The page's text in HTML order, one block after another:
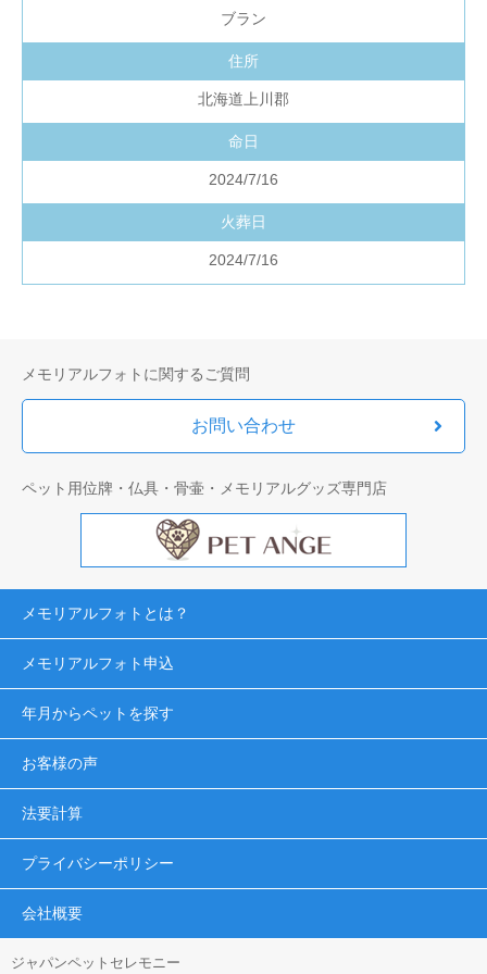
ブラン
住所
北海道上川郡
命日
2024/7/16
火葬日
2024/7/16
メモリアルフォトに関するご質問
お問い合わせ
ペット用位牌・仏具・骨壷・メモリアルグッズ専門店
メモリアルフォトとは？
メモリアルフォト申込
年月からペットを探す
お客様の声
法要計算
プライバシーポリシー
会社概要
ジャパンペットセレモニー